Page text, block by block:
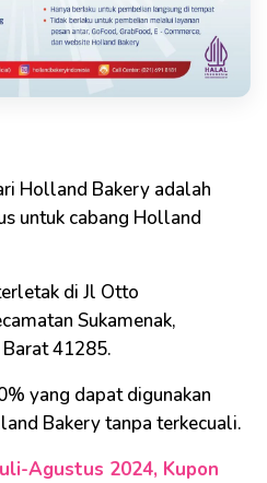
Holland Bakery adalah
untuk cabang Holland
di Jl Otto
Sukamenak,
Barat 41285.
yang dapat digunakan
Bakery tanpa terkecuali.
Agustus 2024, Kupon